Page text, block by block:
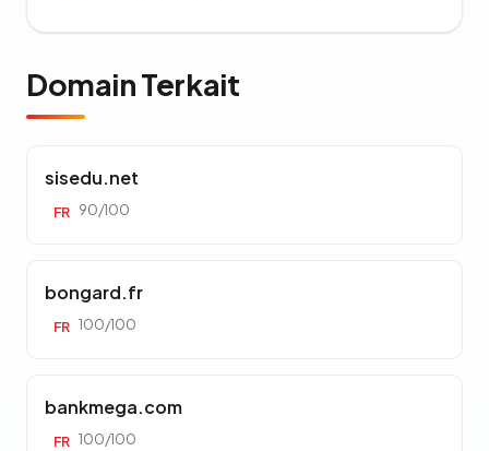
Domain Terkait
sisedu.net
FR 90/100
bongard.fr
FR 100/100
bankmega.com
FR 100/100